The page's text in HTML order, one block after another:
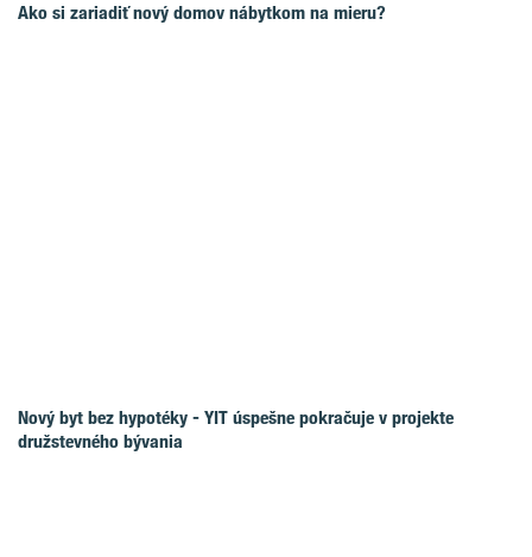
Ako si zariadiť nový domov nábytkom na mieru?
Nový byt bez hypotéky - YIT úspešne pokračuje v projekte
družstevného bývania